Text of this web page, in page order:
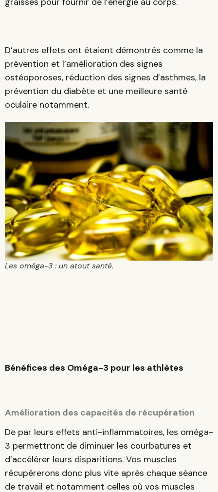
D’autres effets ont étaient démontrés comme la
prévention et l’amélioration des signes
ostéoporoses, réduction des signes d’asthmes, la
prévention du diabète et une meilleure santé
oculaire notamment.
Les oméga-3 : un atout santé.
Bénéfices des Oméga-3 pour les athlètes
Amélioration des capacités de récupération
De par leurs effets anti-inflammatoires, les oméga-
3 permettront de diminuer les courbatures et
d’accélérer leurs disparitions. Vos muscles
récupérerons donc plus vite après chaque séance
de travail et notamment celles où vos muscles